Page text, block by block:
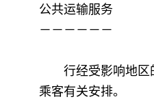
公共运输服务
－－－－－－
行经受影响地区的
乘客有关安排。